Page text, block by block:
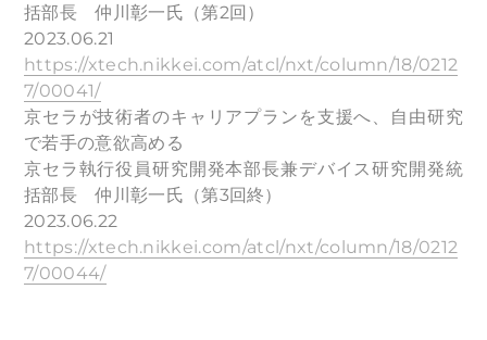
括部長 仲川彰一氏（第2回）
2023.06.21
https://xtech.nikkei.com/atcl/nxt/column/18/0212
7/00041/
京セラが技術者のキャリアプランを支援へ、自由研究
で若手の意欲高める
京セラ執行役員研究開発本部長兼デバイス研究開発統
括部長 仲川彰一氏（第3回終）
2023.06.22
https://xtech.nikkei.com/atcl/nxt/column/18/0212
7/00044/